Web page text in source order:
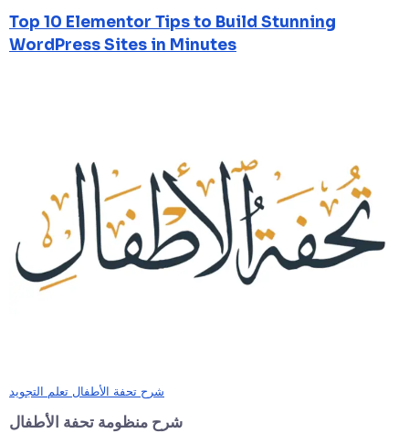
Top 10 Elementor Tips to Build Stunning
WordPress Sites in Minutes
شرح تحفة الأطفال تعلم التجويد
شرح منظومة تحفة الأطفال